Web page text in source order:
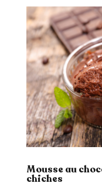
Mousse au
chiches